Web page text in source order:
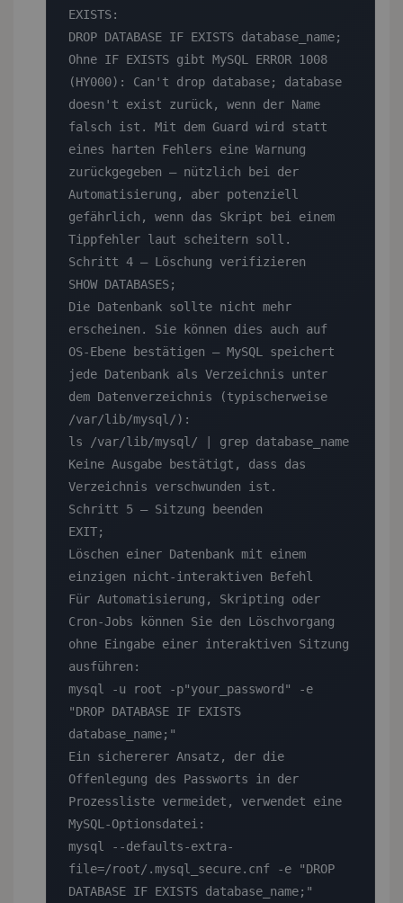
EXISTS:
DROP DATABASE IF EXISTS database_name;
Ohne IF EXISTS gibt MySQL ERROR 1008
(HY000): Can't drop database; database
doesn't exist zurück, wenn der Name
falsch ist. Mit dem Guard wird statt
eines harten Fehlers eine Warnung
zurückgegeben — nützlich bei der
Automatisierung, aber potenziell
gefährlich, wenn das Skript bei einem
Tippfehler laut scheitern soll.
Schritt 4 — Löschung verifizieren
SHOW DATABASES;
Die Datenbank sollte nicht mehr
erscheinen. Sie können dies auch auf
OS-Ebene bestätigen — MySQL speichert
jede Datenbank als Verzeichnis unter
dem Datenverzeichnis (typischerweise
/var/lib/mysql/):
ls /var/lib/mysql/ | grep database_name
Keine Ausgabe bestätigt, dass das
Verzeichnis verschwunden ist.
Schritt 5 — Sitzung beenden
EXIT;
Löschen einer Datenbank mit einem
einzigen nicht-interaktiven Befehl
Für Automatisierung, Skripting oder
Cron-Jobs können Sie den Löschvorgang
ohne Eingabe einer interaktiven Sitzung
ausführen:
mysql -u root -p"your_password" -e
"DROP DATABASE IF EXISTS
database_name;"
Ein sichererer Ansatz, der die
Offenlegung des Passworts in der
Prozessliste vermeidet, verwendet eine
MySQL-Optionsdatei:
mysql --defaults-extra-
file=/root/.mysql_secure.cnf -e "DROP
DATABASE IF EXISTS database_name;"